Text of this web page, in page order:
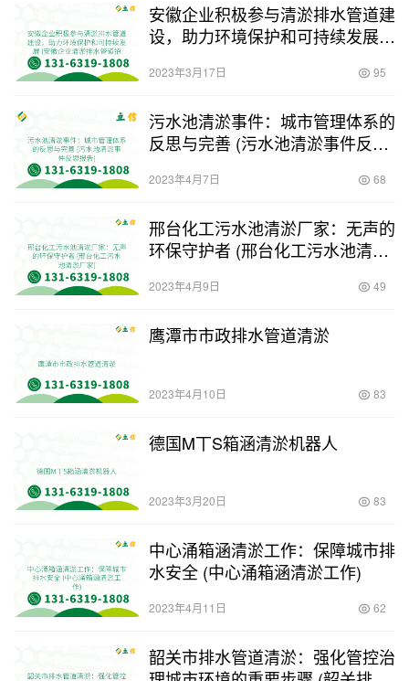
安徽企业积极参与清淤排水管道建
设，助力环境保护和可持续发展
2023年3月17日 95
污水池清淤事件：城市管理体系的
反思与完善 (污水池清淤事件反思
2023年4月7日 68
邢台化工污水池清淤厂家：无声的
环保守护者 (邢台化工污水池清淤
2023年4月9日 49
鹰潭市市政排水管道清淤
2023年4月10日 83
德国M丅S箱涵清淤机器人
2023年3月20日 83
中心涌箱涵清淤工作：保障城市排
水安全 (中心涌箱涵清淤工作)
2023年4月11日 62
韶关市排水管道清淤：强化管控治